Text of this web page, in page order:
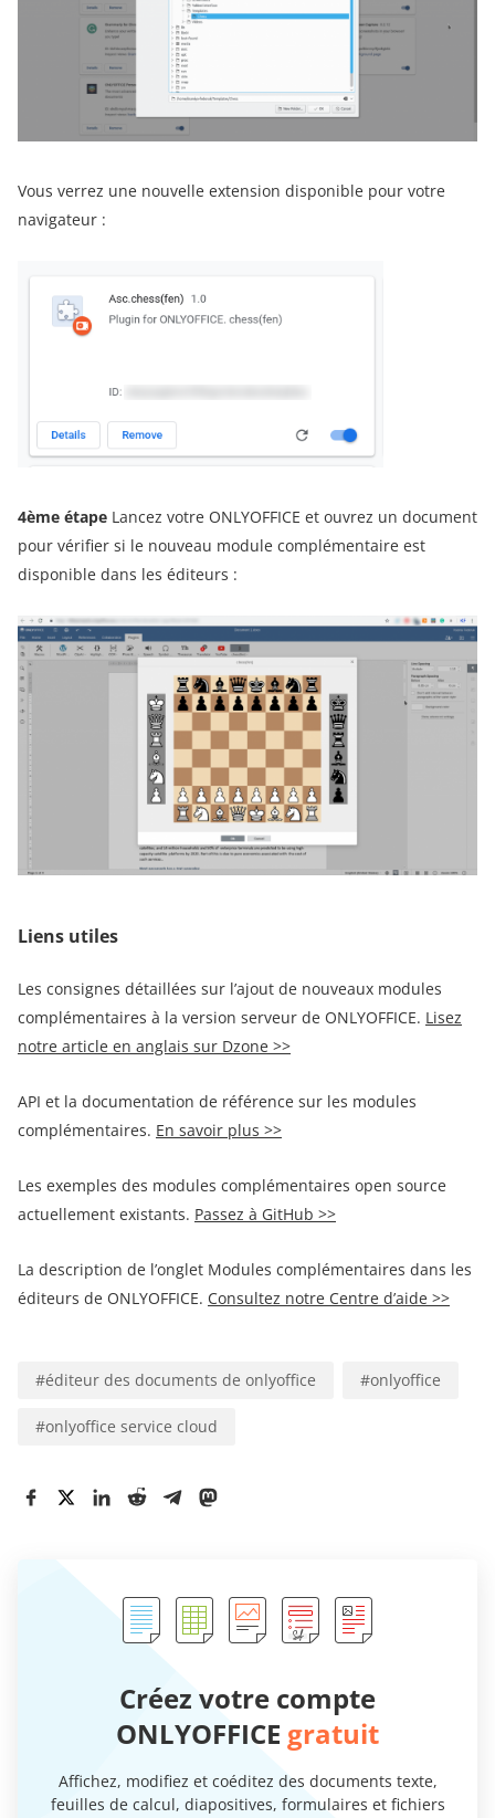
Vous verrez une nouvelle extension disponible pour votre
navigateur :
4ème étape Lancez votre ONLYOFFICE et ouvrez un document
pour vérifier si le nouveau module complémentaire est
disponible dans les éditeurs :
Liens utiles
Les consignes détaillées sur l’ajout de nouveaux modules
complémentaires à la version serveur de ONLYOFFICE. Lisez
notre article en anglais sur Dzone >>
API et la documentation de référence sur les modules
complémentaires. En savoir plus >>
Les exemples des modules complémentaires open source
actuellement existants. Passez à GitHub >>
La description de l’onglet Modules complémentaires dans les
éditeurs de ONLYOFFICE. Consultez notre Centre d’aide >>
#éditeur des documents de onlyoffice #onlyoffice
#onlyoffice service cloud
Créez votre compte
ONLYOFFICE gratuit
Affichez, modifiez et coéditez des documents texte,
feuilles de calcul, diapositives, formulaires et fichiers